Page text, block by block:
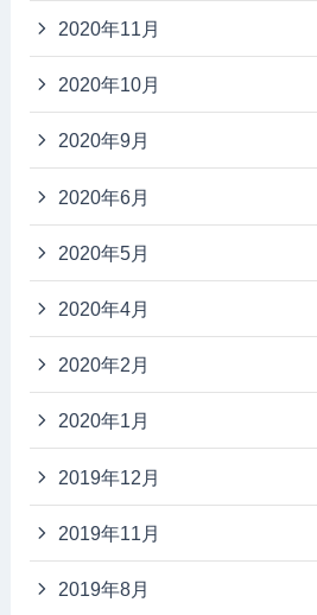
2020年11月
2020年10月
2020年9月
2020年6月
2020年5月
2020年4月
2020年2月
2020年1月
2019年12月
2019年11月
2019年8月